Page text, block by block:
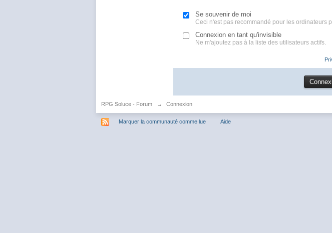
Se souvenir de moi
Ceci n'est pas recommandé pour les ordinateurs
Connexion en tant qu'invisible
Ne m'ajoutez pas à la liste des utilisateurs actifs.
RPG Soluce - Forum → Connexion
Marquer la communauté comme lue Aide